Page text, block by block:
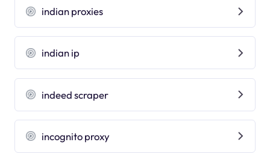
indian proxies
indian ip
indeed scraper
incognito proxy